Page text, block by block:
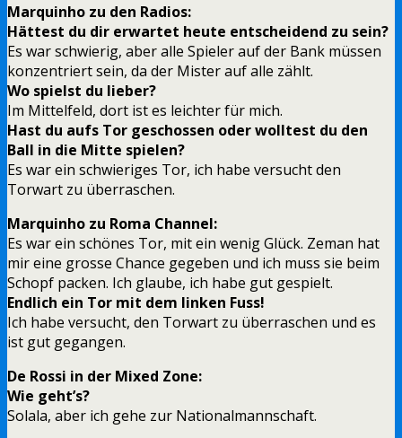
Marquinho zu den Radios:
Hättest du dir erwartet heute entscheidend zu sein?
Es war schwierig, aber alle Spieler auf der Bank müssen
konzentriert sein, da der Mister auf alle zählt.
Wo spielst du lieber?
Im Mittelfeld, dort ist es leichter für mich.
Hast du aufs Tor geschossen oder wolltest du den
Ball in die Mitte spielen?
Es war ein schwieriges Tor, ich habe versucht den
Torwart zu überraschen.
Marquinho zu Roma Channel:
Es war ein schönes Tor, mit ein wenig Glück. Zeman hat
mir eine grosse Chance gegeben und ich muss sie beim
Schopf packen. Ich glaube, ich habe gut gespielt.
Endlich ein Tor mit dem linken Fuss!
Ich habe versucht, den Torwart zu überraschen und es
ist gut gegangen.
De Rossi in der Mixed Zone:
Wie geht’s?
Solala, aber ich gehe zur Nationalmannschaft.